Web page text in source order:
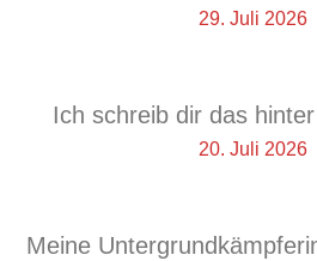
29. Juli 2026
Ich schreib dir das
20. Juli 2026
Meine